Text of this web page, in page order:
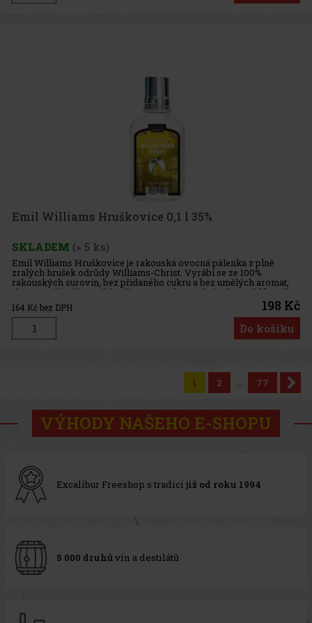
Emil Williams Hruškovice 0,1 l 35%
SKLADEM (> 5 ks)
Emil Williams Hruškovice je rakouská ovocná pálenka z plně
zralých hrušek odrůdy Williams-Christ. Vyrábí se ze 100%
rakouských surovin, bez přidaného cukru a bez umělých aromat,
aby co nejčistěji vystihla přirozenou chuť a vůni tohoto oblíbeného
ovoc
164 Kč bez DPH 198 Kč
Do košíku
1 2 ... 77
VÝHODY NAŠEHO E-SHOPU
Excalibur Freeshop s tradicí již od roku 1994
5 000 druhůvín a destilátů